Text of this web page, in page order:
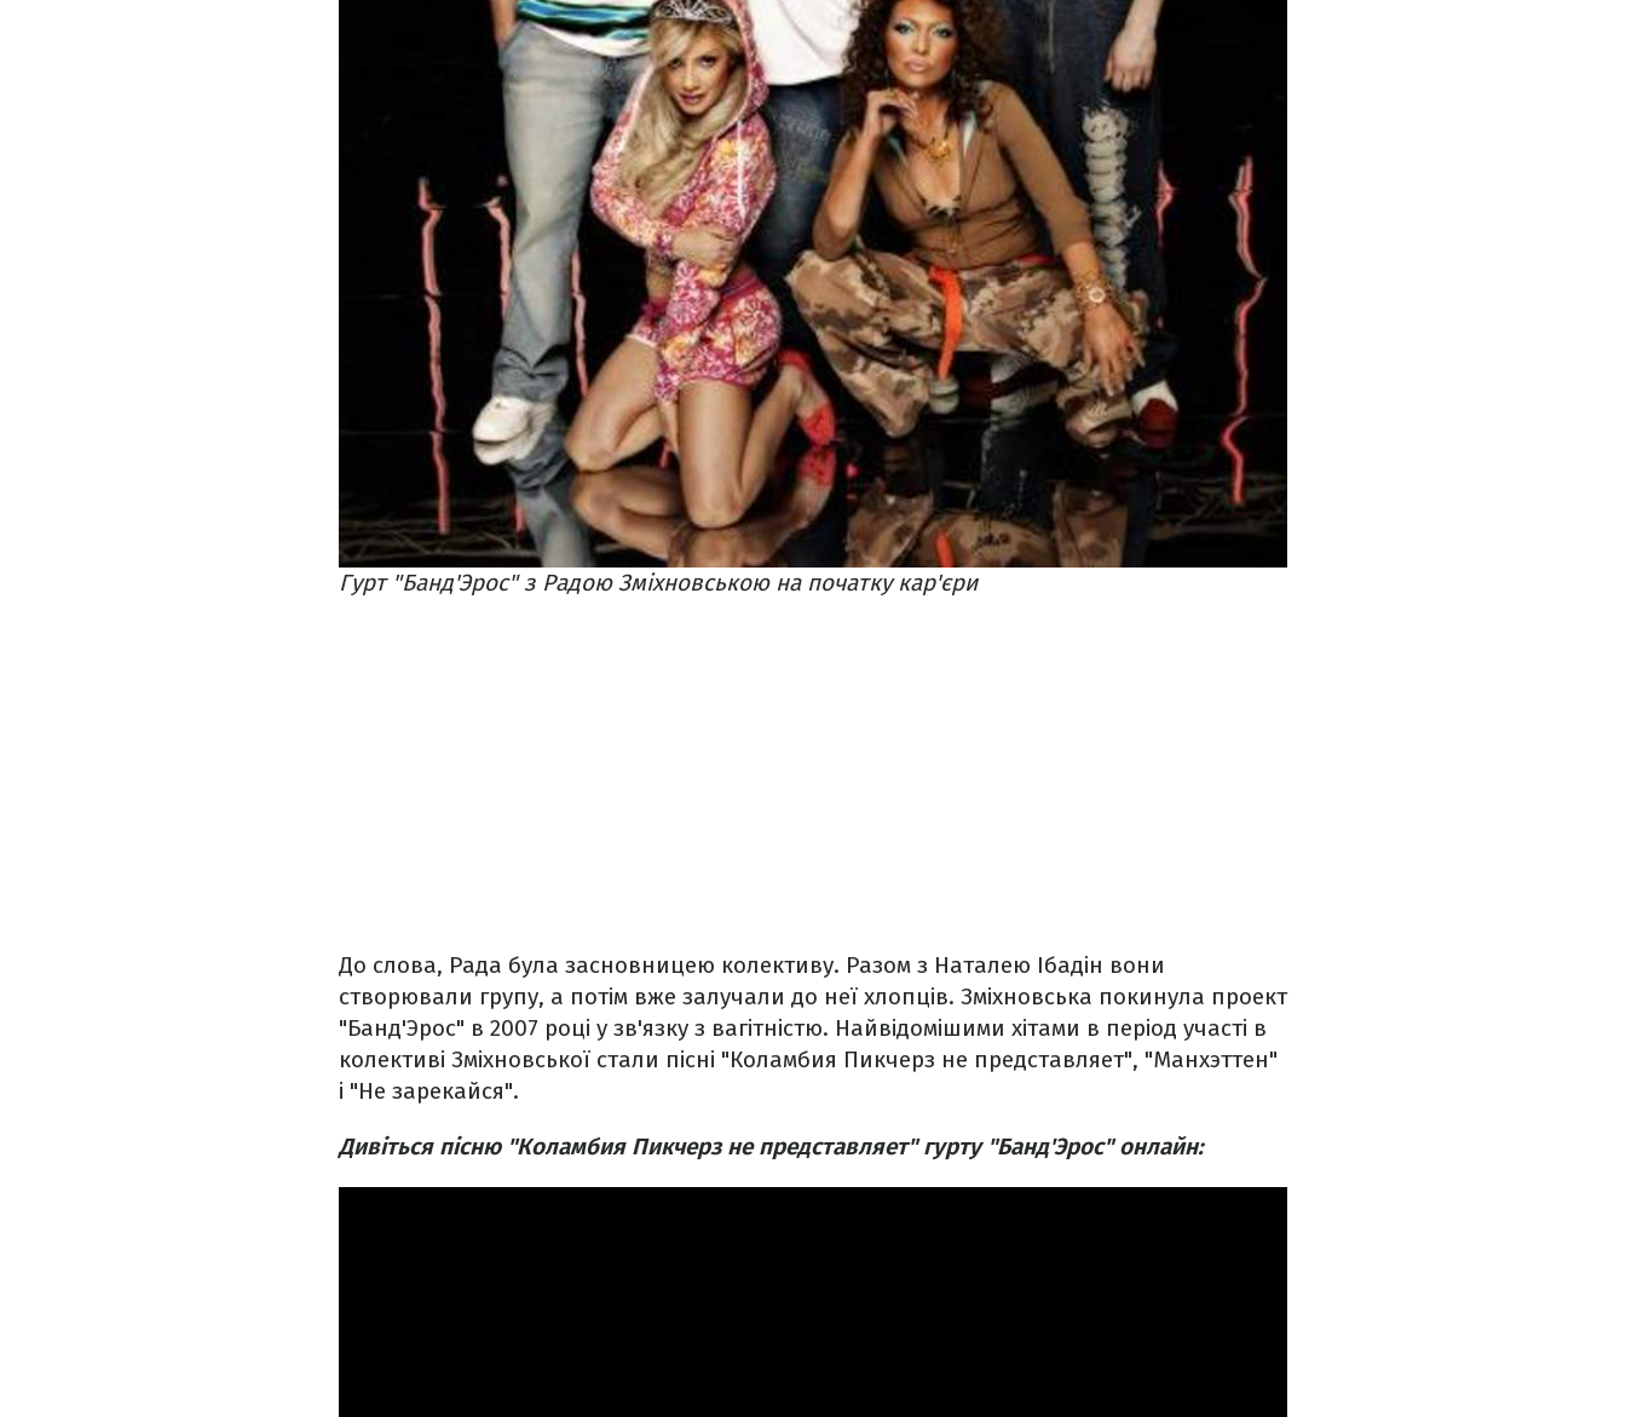
Гурт "Банд'Эрос" з Радою Зміхновською на початку кар'єри
До слова, Рада була засновницею колективу. Разом з Наталею Ібадін вони
створювали групу, а потім вже залучали до неї хлопців. Зміхновська покинула проект
"Банд'Эрос" в 2007 році у зв'язку з вагітністю. Найвідомішими хітами в період участі в
колективі Зміхновської стали пісні "Коламбия Пикчерз не представляет", "Манхэттен"
і "Не зарекайся".
Дивіться пісню "Коламбия Пикчерз не представляет" гурту "Банд'Эрос" онлайн: